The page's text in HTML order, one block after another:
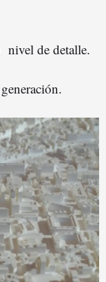
nivel de detalle.